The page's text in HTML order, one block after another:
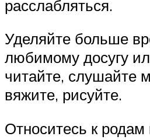
расслабляться.
Уделяйте больше
любимому досугу
читайте, слушайте
вяжите, рисуйте.
Относитесь к родам